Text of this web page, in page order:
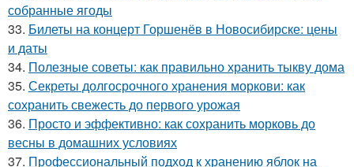
собранные ягоды
33. Билеты на концерт Горшенёв в Новосибирске: цены
и даты
34. Полезные советы: как правильно хранить тыкву дома
35. Секреты долгосрочного хранения моркови: как
сохранить свежесть до первого урожая
36. Просто и эффективно: как сохранить морковь до
весны в домашних условиях
37. Профессиональный подход к хранению яблок на